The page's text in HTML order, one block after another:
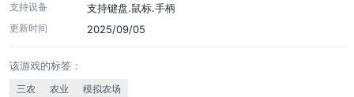
支持设备 支持键盘.鼠标.手柄
更新时间 2025/09/05
该游戏的标签：
三农 农业 模拟农场